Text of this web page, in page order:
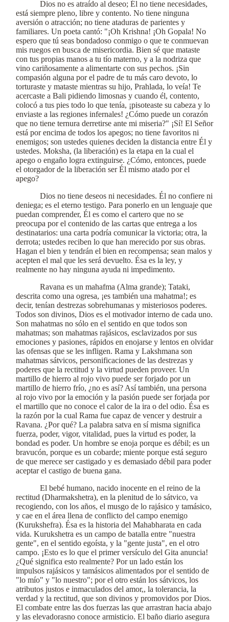
Dios no es atraído al deseo; Él no tiene necesidades,
está siempre pleno, libre y contento. No tiene ninguna
aversión o atracción; no tiene ataduras de parientes y
familiares. Un poeta cantó: "¡Oh Krishna! ¡Oh Gopala! No
espero que tú seas bondadoso conmigo o que te conmuevan
mis ruegos en busca de misericordia. Bien sé que mataste
con tus propias manos a tu tío materno, y a la nodriza que
vino cariñosamente a alimentarte con sus pechos. ¡Sin
compasión alguna por el padre de tu más caro devoto, lo
torturaste y mataste mientras su hijo, Prahlada, lo veía! Te
acercaste a Bali pidiendo limosnas y cuando él, contento,
colocó a tus pies todo lo que tenía, ¡pisoteaste su cabeza y lo
enviaste a las regiones infernales! ¿Cómo puede un corazón
que no tiene ternura derretirse ante mi miseria?" ¡Sí! El Señor
está por encima de todos los apegos; no tiene favoritos ni
enemigos; son ustedes quienes deciden la distancia entre Él y
ustedes. Moksha, (la liberación) es la etapa en la cual el
apego o engaño logra extinguirse. ¿Cómo, entonces, puede
el otorgador de la liberación ser Él mismo atado por el
apego?
Dios no tiene deseos ni necesidades. Él no confiere ni
deniega; es el eterno testigo. Para ponerlo en un lenguaje que
puedan comprender, Él es como el cartero que no se
preocupa por el contenido de las cartas que entrega a los
destinatarios: una carta podría comunicar la victoria; otra, la
derrota; ustedes reciben lo que han merecido por sus obras.
Hagan el bien y tendrán el bien en recompensa; sean malos y
acepten el mal que les será devuelto. Ésa es la ley, y
realmente no hay ninguna ayuda ni impedimento.
Ravana es un mahafma (Alma grande); Tataki,
descrita como una ogresa, ¡es también una mahatma!; es
decir, tenían destrezas sobrehumanas y misteriosos poderes.
Todos son divinos, Dios es el motivador interno de cada uno.
Son mahatmas no sólo en el sentido en que todos son
mahatmas; son mahatmas rajásicos, esclavizados por sus
emociones y pasiones, rápidos en enojarse y lentos en olvidar
las ofensas que se les infligen. Rama y Lakshmana son
mahatmas sátvicos, personificaciones de las destrezas y
poderes que la rectitud y la virtud pueden proveer. Un
martillo de hierro al rojo vivo puede ser forjado por un
martillo de hierro frío, ¿no es así? Así también, una persona
al rojo vivo por la emoción y la pasión puede ser forjada por
el martillo que no conoce el calor de la ira o del odio. Ésa es
la razón por la cual Rama fue capaz de vencer y destruir a
Ravana. ¿Por qué? La palabra satva en sí misma significa
fuerza, poder, vigor, vitalidad, pues la virtud es poder, la
bondad es poder. Un hombre se enoja porque es débil; es un
bravucón, porque es un cobarde; miente porque está seguro
de que merece ser castigado y es demasiado débil para poder
aceptar el castigo de buena gana.
El bebé humano, nacido inocente en el reino de la
rectitud (Dharmakshetra), en la plenitud de lo sátvico, va
recogiendo, con los años, el musgo de lo rajásico y tamásico,
y cae en el área llena de conflicto del campo enemigo
(Kurukshefra). Ésa es la historia del Mahabharata en cada
vida. Kurukshetra es un campo de batalla entre "nuestra
gente", en el sentido egoísta, y la "gente justa", en el otro
campo. ¡Esto es lo que el primer versículo del Gita anuncia!
¿Qué significa esto realmente? Por un lado están los
impulsos rajásicos y tamásicos alimentados por el sentido de
"lo mío" y "lo nuestro"; por el otro están los sátvicos, los
atributos justos e inmaculados del amor,, la tolerancia, la
verdad y la rectitud, que son divinos y promovidos por Dios.
El combate entre las dos fuerzas las que arrastran hacia abajo
y las elevadorasno conoce armisticio. El baño diario asegura